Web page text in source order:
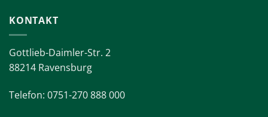
KONTAKT
Gottlieb-Daimler-Str. 2
88214 Ravensburg
Telefon: 0751-270 888 000